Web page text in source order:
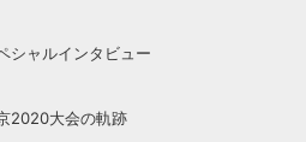
シャルインタビュー
2020大会の軌跡